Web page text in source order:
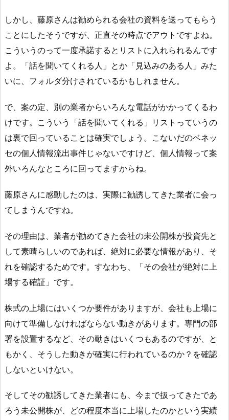
しかし、藤原さんは勧められる会社の資料を送ってもらう
ことにしたそうですが、正直その時点でアウトですよね。
こういうのって一度承諾するとリストに入れられるんです
よ。「話を聞いてくれる人」とか「見込みのある人」みた
いに、フォルダ分けされているかもしれません。
で、案の定、別の業者からいろんな電話がかかってくるわ
けです。こういう「話を聞いてくれる」リストっていうの
は裏で回っていることは確実でしょう。こないだのベネッ
セの個人情報流出事件じゃないですけど、個人情報って案
外いろんなところに回ってますからね。
藤原さんに感動したのは、実際に勧誘してきた業者に会っ
てしまうんですね。
その理由は、業者が勧めてきた会社の未公開株が投資先と
して素晴らしいのであれば、絶対に必要な情報があり、そ
れを確認するためです。すなわち、「その会社が絶対に上
場する確証」です。
株式の上場にはいくつか要件がありますが、会社も上場に
向けて準備しなければならない動きがあります。専門の部
署を設置するなど、その動きはいくつもあるのですが、と
もかく、そうした動きが確実に行われているのか？を確認
しないといけない。
そしてその勧誘してきた業者にも、今まで扱ってきたであ
ろう未公開株が、どの程度本当に上場したのかという実績